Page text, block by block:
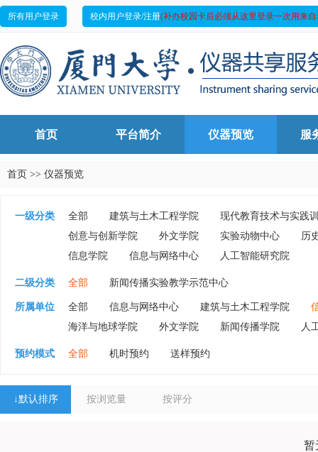
所有用户登录 校内用户登录/注册(补办校园卡后必须从这里登录一次用来
首页 平台简介 仪器预览 服
首页 >> 仪器预览
一级分类 全部 建筑与土木工程学院
现代教育技术与实践
创意与创新学院
外文学院 实验动物中心
历
信息学院
信息与网络中心 人工智能研究院
二级分类 全部 新闻传播实验教学示范中心
所属单位 全部 信息与网络中心 建筑与土木工程学院
海洋与地球学院
外文学院 新闻传播学院 人
预约模式 全部 机时预约 送样预约
↓默认排序 按浏览量 按评分
暂